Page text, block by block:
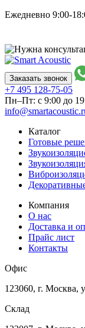
Ежедневно 9:00-
Заказать звонок
+7 495 128-75-05
Пн–Пт: с 9:00 до
Каталог
Готовые
Компания
О нас
Доставка и
Прайс лист
Контакты
Офис
123060, г. Москва,
Склад